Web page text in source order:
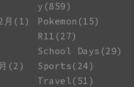
月(1)
(2)
y(859)
Pokemon(15)
R11(27)
School Days(29)
Sports(24)
Travel(51)